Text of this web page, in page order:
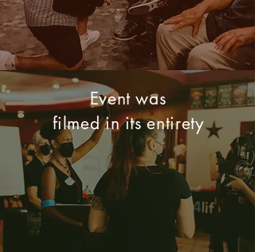
​Event was
filmed in its entirety